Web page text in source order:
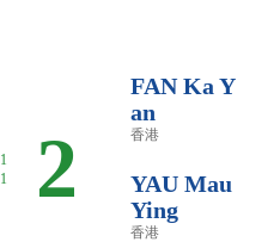
2
FAN Ka Y
an
香港
YAU Mau
Ying
香港